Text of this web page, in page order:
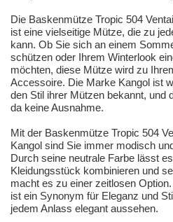
Die Baskenmütze Tropic 504
ist eine vielseitige Mütze, die zu
kann. Ob Sie sich an einem
schützen oder Ihrem Winterlook
möchten, diese Mütze wird zu
Accessoire. Die Marke Kangol ist
den Stil ihrer Mützen bekannt, und
da keine Ausnahme.
Mit der Baskenmütze Tropic 504
Kangol sind Sie immer modisch
Durch seine neutrale Farbe lässt
Kleidungsstück kombinieren und
macht es zu einer zeitlosen
ist ein Synonym für Eleganz und
jedem Anlass elegant aussehen.